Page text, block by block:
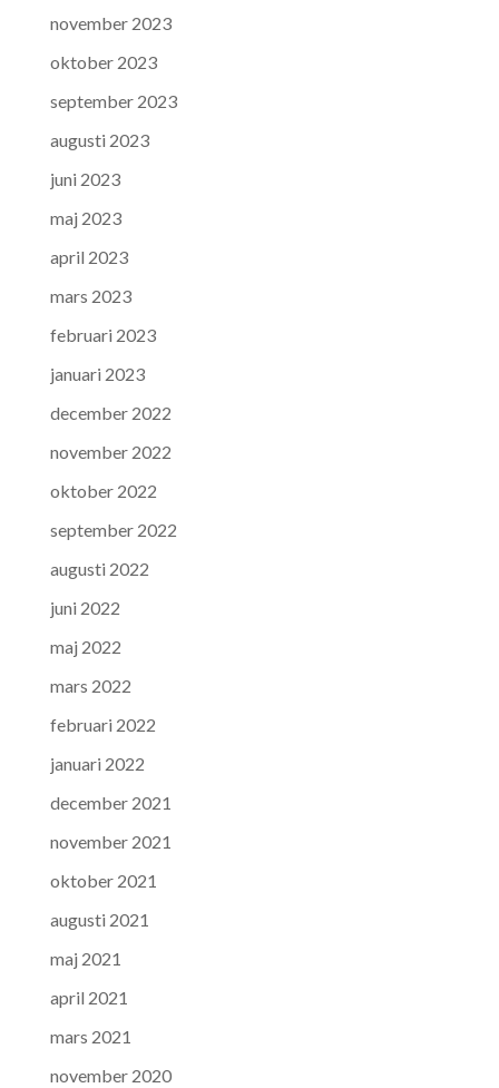
november 2023
oktober 2023
september 2023
augusti 2023
juni 2023
maj 2023
april 2023
mars 2023
februari 2023
januari 2023
december 2022
november 2022
oktober 2022
september 2022
augusti 2022
juni 2022
maj 2022
mars 2022
februari 2022
januari 2022
december 2021
november 2021
oktober 2021
augusti 2021
maj 2021
april 2021
mars 2021
november 2020